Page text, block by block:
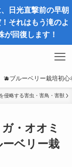
日光直撃前の早朝
それはもう滝のよ
が回復します！
🫐ブルーベリー栽培初心
侵略する害虫・害鳥・害獣
・オオミ
ベリー栽